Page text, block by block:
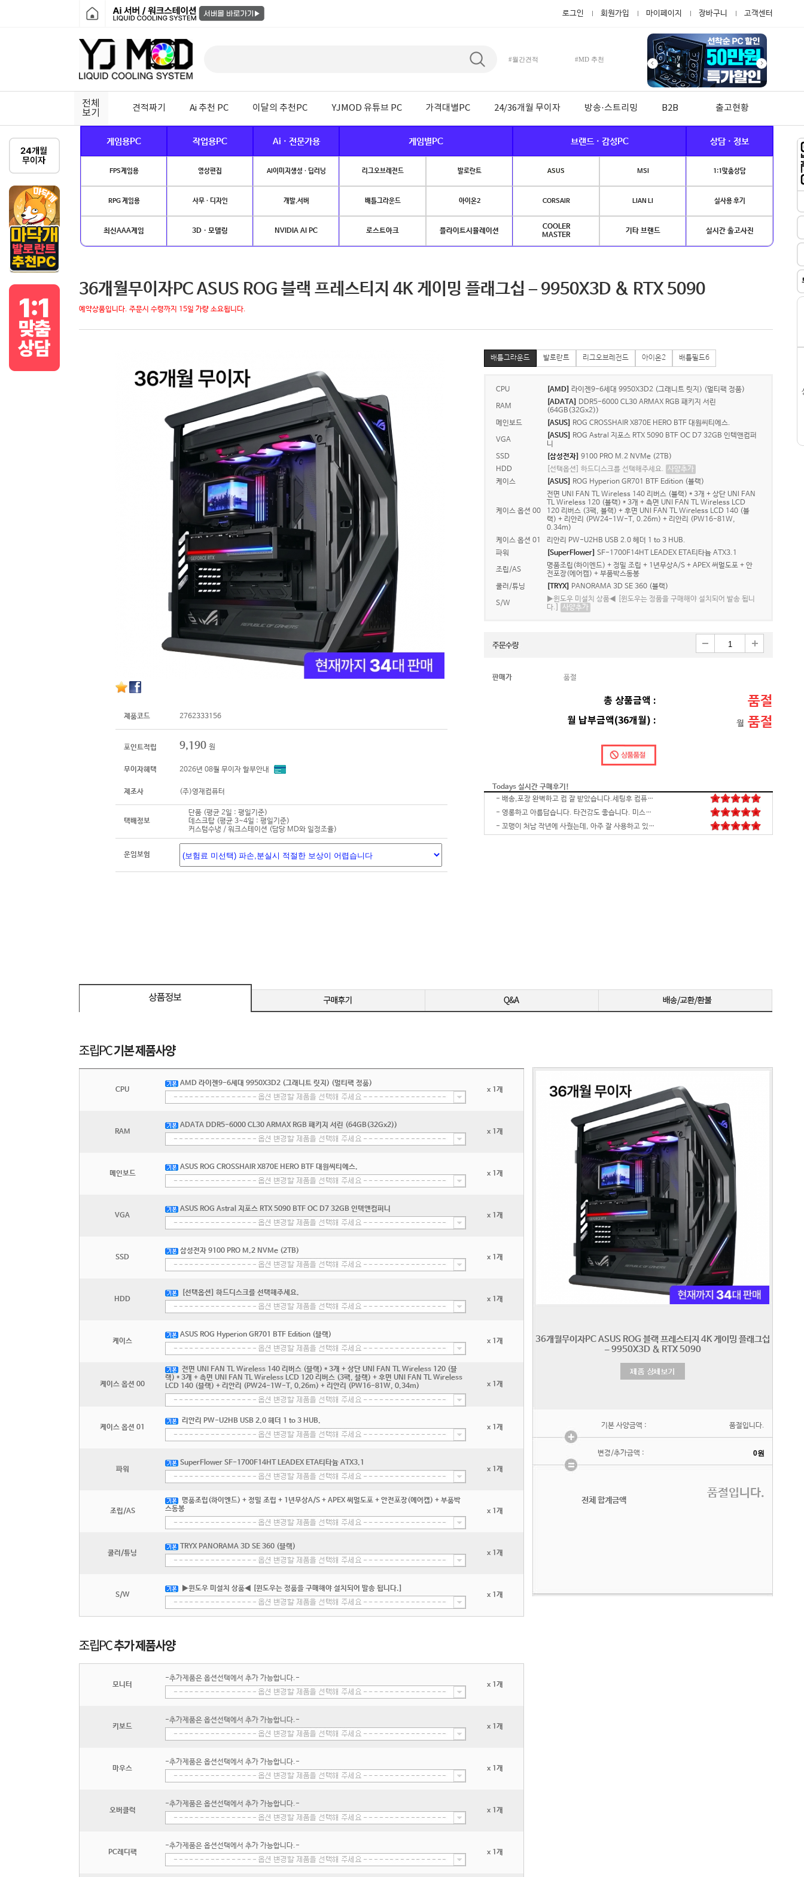
로그인 회원가입 마이페이지 장바구니 고객센터
#월간견적 #MD 추천
전체
보기
견적짜기 Ai 추천 PC 이달의 추천PC YJMOD 유튜브 PC 가격대별PC 24/36개월 무이자 방송·스트리밍 B2B 출고현황
게임용PC 작업용PC Ai · 전문가용 게임별PC 브랜드 · 감성PC 상담 · 정보
FPS게임용 영상편집 AI이미지생성 · 딥러닝 리그오브레전드 발로란트 ASUS MSI 1:1맞춤상담
RPG 게임용 사무 · 디자인 개발.서버 배틀그라운드 아이온2 CORSAIR LIAN LI 실사용 후기
최신AAA게임 3D · 모델링 NVIDIA AI PC 로스트아크 플라이트시뮬레이션
COOLER
MASTER
기타 브랜드 실시간 출고사진
36개월무이자PC ASUS ROG 블랙 프레스티지 4K 게이밍 플래그십 – 9950X3D & RTX 5090
예약상품입니다. 주문시 수령까지 15일 가량 소요됩니다.
제품코드 2762333156
포인트적립 9,190 원
무이자혜택 2026년 08월 무이자 할부안내
제조사 (주)영재컴퓨터
택배정보
단품 (평균 2일 : 평일기준)
데스크탑 (평균 3~4일 : 평일기준)
커스텀수냉 / 워크스테이션 (담당 MD와 일정조율)
운임보험
배틀그라운드 발로란트 리그오브레전드 아이온2 배틀필드6
CPU [AMD] 라이젠9-6세대 9950X3D2 (그래니트 릿지) (멀티팩 정품)
RAM
[ADATA]
DDR5-6000 CL30 ARMAX RGB 패키지 서린
(64GB(32Gx2))
메인보드
[ASUS]
ROG CROSSHAIR X870E HERO BTF 대원씨티에스.
VGA
[ASUS]
ROG Astral 지포스 RTX 5090 BTF OC D7 32GB 인텍앤컴퍼
니
SSD
[삼성전자] 9100 PRO M.2 NVMe (2TB)
HDD
[선택옵션] 하드디스크를 선택해주세요. 사양추가
케이스
[ASUS] ROG Hyperion GR701 BTF Edition (블랙)
케이스 옵션 00
전면 UNI FAN TL Wireless 140 리버스 (블랙) * 3개 + 상단 UNl FAN
TL Wireless 120 (블랙) * 3개 + 측면 UNI FAN TL Wireless LCD
120 리버스 (3팩, 블랙) + 후면 UNI FAN TL Wireless LCD 140 (블
랙) + 리안리 (PW24-1W-T, 0.26m) + 리안리 (PW16-81W,
0.34m)
케이스 옵션 01
리안리 PW-U2HB USB 2.0 헤더 1 to 3 HUB.
파워
[SuperFlower] SF-1700F14HT LEADEX ETA티타늄 ATX3.1
조립/AS
명품조립(하이엔드) + 정밀 조립 + 1년무상A/S + APEX 써멀도포 + 안
전포장(에어캡) + 부품박스동봉
쿨러/튜닝
[TRYX] PANORAMA 3D SE 360 (블랙)
S/W
▶윈도우 미설치 상품◀ [윈도우는 정품을 구매해야 설치되어 발송 됩니
다.]
사양추가
판매가 품절
총 상품금액 : 품절
월 납부금액(36개월) : 월 품절
Todays 실시간 구매후기!
-
배송,포장 완벽하고 컴 잘 받았습니다.세팅후 컴퓨터 사양대로 잘 되네요. 감사합니다. 발열,소리 1도 없는거 실화임 ㅋㅋㅋ
-
영롱하고 아름답습니다. 타건감도 좋습니다. 미스터리 박스랑 마우스만 사면 돼겠네요
-
꼬맹이 처남 작년에 사줬는데, 아주 잘 사용하고 있습니다^^
CPU
AMD 라이젠9-6세대 9950X3D2 (그래니트 릿지) (멀티팩 정품)
x 1개
RAM
ADATA DDR5-6000 CL30 ARMAX RGB 패키지 서린 (64GB(32Gx2))
x 1개
메인보드
ASUS ROG CROSSHAIR X870E HERO BTF 대원씨티에스.
x 1개
VGA
ASUS ROG Astral 지포스 RTX 5090 BTF OC D7 32GB 인텍앤컴퍼니
x 1개
SSD
삼성전자 9100 PRO M.2 NVMe (2TB)
x 1개
HDD
[선택옵션] 하드디스크를 선택해주세요.
x 1개
케이스
ASUS ROG Hyperion GR701 BTF Edition (블랙)
x 1개
케이스 옵션 00
전면 UNI FAN TL Wireless 140 리버스 (블랙) * 3개 + 상단 UNl FAN TL Wireless 120 (블
랙) * 3개 + 측면 UNI FAN TL Wireless LCD 120 리버스 (3팩, 블랙) + 후면 UNI FAN TL Wireless
LCD 140 (블랙) + 리안리 (PW24-1W-T, 0.26m) + 리안리 (PW16-81W, 0.34m)
x 1개
케이스 옵션 01
리안리 PW-U2HB USB 2.0 헤더 1 to 3 HUB.
x 1개
파워
SuperFlower SF-1700F14HT LEADEX ETA티타늄 ATX3.1
x 1개
조립/AS
명품조립(하이엔드) + 정밀 조립 + 1년무상A/S + APEX 써멀도포 + 안전포장(에어캡) + 부품박
스동봉
x 1개
쿨러/튜닝
TRYX PANORAMA 3D SE 360 (블랙)
x 1개
S/W
▶윈도우 미설치 상품◀ [윈도우는 정품을 구매해야 설치되어 발송 됩니다.]
x 1개
모니터
-추가제품은 옵션선택에서 추가 가능합니다.-
x 1개
키보드
-추가제품은 옵션선택에서 추가 가능합니다.-
x 1개
마우스
-추가제품은 옵션선택에서 추가 가능합니다.-
x 1개
오버클럭
-추가제품은 옵션선택에서 추가 가능합니다.-
x 1개
PC레디팩
-추가제품은 옵션선택에서 추가 가능합니다.-
x 1개
기본 사양금액 : 품절입니다.
변경/추가금액 :
전체 합계금액
품절입니다.